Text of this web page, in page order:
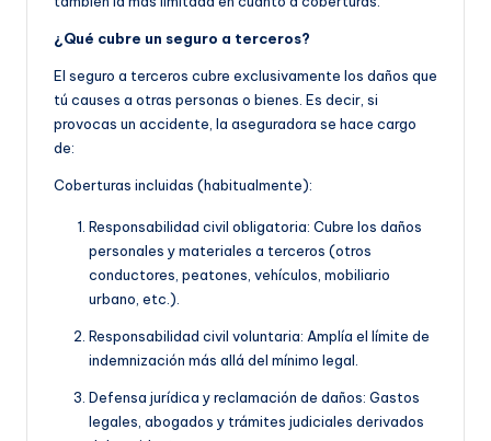
¿Qué cubre un seguro a terceros?
El seguro a terceros cubre exclusivamente los daños que
tú causes a otras personas o bienes. Es decir, si
provocas un accidente, la aseguradora se hace cargo
de:
Coberturas incluidas (habitualmente):
Responsabilidad civil obligatoria: Cubre los daños
personales y materiales a terceros (otros
conductores, peatones, vehículos, mobiliario
urbano, etc.).
Responsabilidad civil voluntaria: Amplía el límite de
indemnización más allá del mínimo legal.
Defensa jurídica y reclamación de daños: Gastos
legales, abogados y trámites judiciales derivados